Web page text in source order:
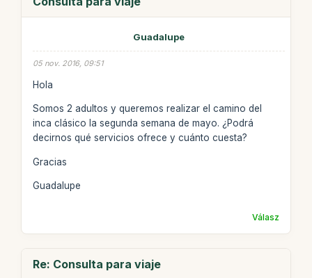
Guadalupe
05 nov. 2016, 09:51
Hola
Somos 2 adultos y queremos realizar el camino del
inca clásico la segunda semana de mayo. ¿Podrá
decirnos qué servicios ofrece y cuánto cuesta?
Gracias
Guadalupe
Válasz
Re: Consulta para viaje